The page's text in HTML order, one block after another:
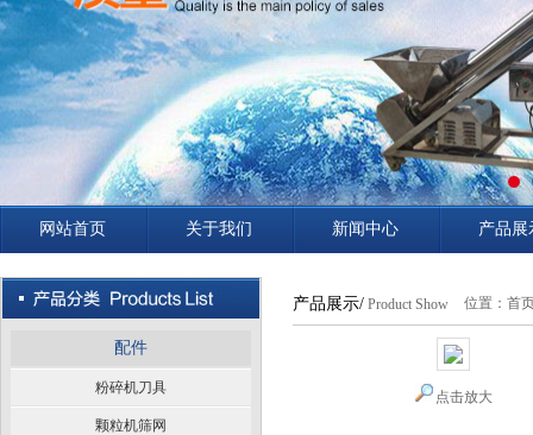
网站首页 关于我们 新闻中心 产品展
配件
粉碎机刀具
颗粒机筛网
产品展示/ Product Show 位置： 首
点击放大